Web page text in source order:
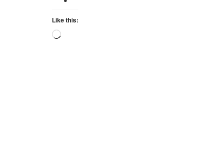
Like this:
Loading…